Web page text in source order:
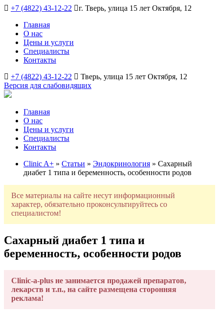
+7 (4822) 43-12-22
г. Тверь, улица 15 лет Октября, 12
Главная
О нас
Цены и услуги
Специалисты
Контакты
+7 (4822) 43-12-22
Тверь, улица 15 лет Октября, 12
Версия для слабовидящих
Главная
О нас
Цены и услуги
Специалисты
Контакты
Clinic A+ » Статьи » Эндокринология » Сахарный
диабет 1 типа и беременность, особенности родов
Все материалы на сайте несут информационный
характер, обязательно проконсультируйтесь со
специалистом!
Сахарный диабет 1 типа и
беременность, особенности родов
Clinic-a-plus не занимается продажей препаратов,
лекарств и т.п., на сайте размещена сторонняя
реклама!